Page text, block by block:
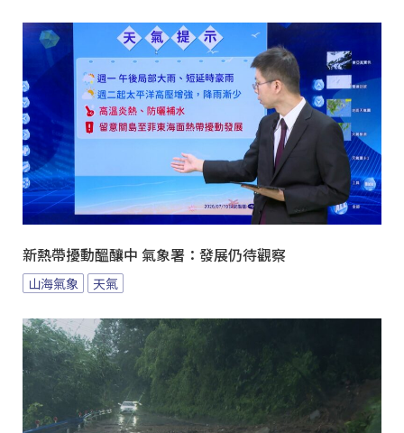
新熱帶擾動醞釀中 氣象署：發展仍待觀察
山海氣象 天氣